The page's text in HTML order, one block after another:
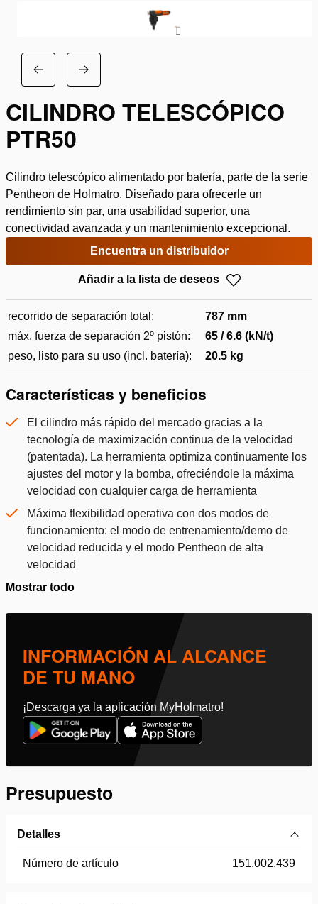
CILINDRO TELESCÓPICO
PTR50
Cilindro telescópico alimentado por batería, parte de la serie
Pentheon de Holmatro. Diseñado para ofrecerle un
rendimiento sin par, una usabilidad superior, una
conectividad avanzada y un mantenimiento excepcional.
Encuentra un distribuidor
Añadir a la lista de deseos
recorrido de separación total:
787 mm
máx. fuerza de separación 2º pistón:
65 / 6.6 (kN/t)
peso, listo para su uso (incl. batería):
20.5 kg
Características y beneficios
El cilindro más rápido del mercado gracias a la
tecnología de maximización continua de la velocidad
(patentada). La herramienta optimiza continuamente los
ajustes del motor y la bomba, ofreciéndole la máxima
velocidad con cualquier carga de herramienta
Máxima flexibilidad operativa con dos modos de
funcionamiento: el modo de entrenamiento/demo de
velocidad reducida y el modo Pentheon de alta
velocidad
Mostrar todo
INFORMACIÓN AL ALCANCE
DE TU MANO
¡Descarga ya la aplicación MyHolmatro!
Presupuesto
Detalles
Número de artículo 151.002.439